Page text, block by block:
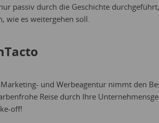
passiv durch die Geschichte
wie es weitergehen soll.
und Werbeagentur nimmt den
Reise durch Ihre
off!